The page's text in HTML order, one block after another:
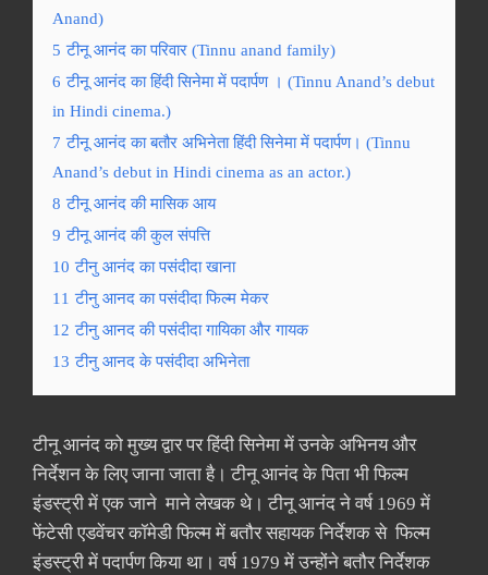
Anand)
5 टीनू आनंद का परिवार (Tinnu anand family)
6 टीनू आनंद का हिंदी सिनेमा में पदार्पण । (Tinnu Anand’s debut
in Hindi cinema.)
7 टीनू आनंद का बतौर अभिनेता हिंदी सिनेमा में पदार्पण। (Tinnu
Anand’s debut in Hindi cinema as an actor.)
8 टीनू आनंद की मासिक आय
9 टीनू आनंद की कुल संपत्ति
10 टीनु आनंद का पसंदीदा खाना
11 टीनु आनद का पसंदीदा फिल्म मेकर
12 टीनु आनद की पसंदीदा गायिका और गायक
13 टीनु आनद के पसंदीदा अभिनेता
टीनू आनंद को मुख्य द्वार पर हिंदी सिनेमा में उनके अभिनय और
निर्देशन के लिए जाना जाता है। टीनू आनंद के पिता भी फिल्म
इंडस्ट्री में एक जाने माने लेखक थे। टीनू आनंद ने वर्ष 1969 में
फेंटेसी एडवेंचर कॉमेडी फिल्म में बतौर सहायक निर्देशक से फिल्म
इंडस्ट्री में पदार्पण किया था। वर्ष 1979 में उन्होंने बतौर निर्देशक